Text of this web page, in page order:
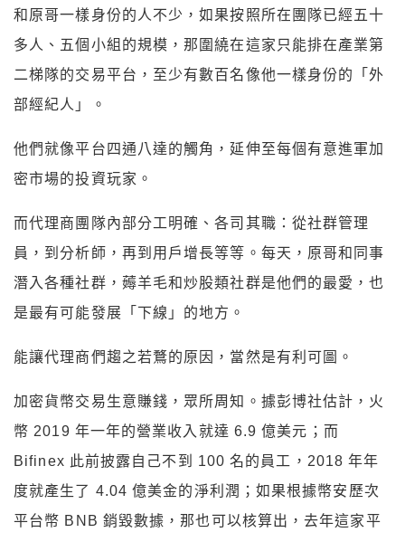
和原哥一樣身份的人不少，如果按照所在團隊已經五十
多人、五個小組的規模，那圍繞在這家只能排在產業第
二梯隊的交易平台，至少有數百名像他一樣身份的「外
部經紀人」。
他們就像平台四通八達的觸角，延伸至每個有意進軍加
密市場的投資玩家。
而代理商團隊內部分工明確、各司其職：從社群管理
員，到分析師，再到用戶增長等等。每天，原哥和同事
潛入各種社群，薅羊毛和炒股類社群是他們的最愛，也
是最有可能發展「下線」的地方。
能讓代理商們趨之若鶩的原因，當然是有利可圖。
加密貨幣交易生意賺錢，眾所周知。據彭博社估計，火
幣 2019 年一年的營業收入就達 6.9 億美元；而
Bifinex 此前披露自己不到 100 名的員工，2018 年年
度就產生了 4.04 億美金的淨利潤；如果根據幣安歷次
平台幣 BNB 銷毀數據，那也可以核算出，去年這家平